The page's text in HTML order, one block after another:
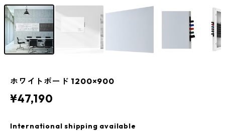
ホワイトボード 1200×900
¥47,190
International shipping available